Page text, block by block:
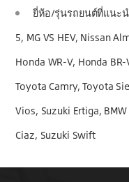
ยี่ห้อ/รุ่นรถยนต์ที่แนะน
5, MG VS HEV, Nissan
Honda WR-V, Honda
Toyota Camry, Toyota
Vios, Suzuki Ertiga,
Ciaz, Suzuki Swift